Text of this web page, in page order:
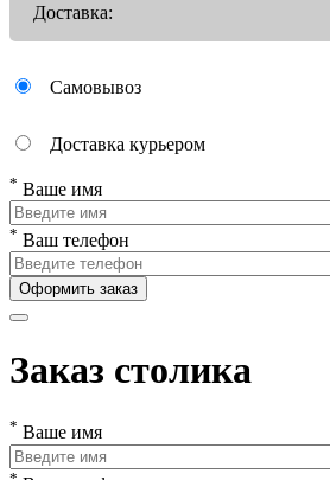
Доставка:
Самовывоз
Доставка курьером
* Ваше имя
* Ваш телефон
Оформить заказ
Заказ столика
* Ваше имя